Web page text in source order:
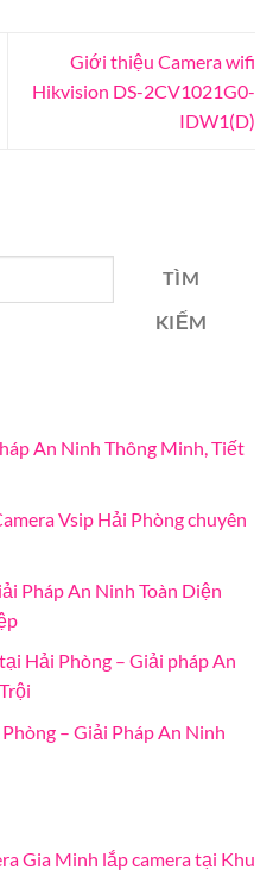
Giới thiệu Camera wifi
Hikvision DS-2CV1021G0-
IDW1(D)
TÌM
KIẾM
An Ninh Thông Minh, Tiết
Vsip Hải Phòng chuyên
Pháp An Ninh Toàn Diện
Hải Phòng – Giải pháp An
– Giải Pháp An Ninh
Gia Minh lắp camera tại Khu